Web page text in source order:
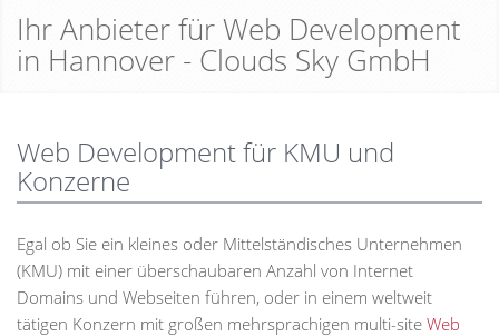
Ihr Anbieter für Web Development
in Hannover - Clouds Sky GmbH
Web Development für KMU und
Konzerne
Egal ob Sie ein kleines oder Mittelständisches Unternehmen
(KMU) mit einer überschaubaren Anzahl von Internet
Domains und Webseiten führen, oder in einem weltweit
tätigen Konzern mit großen mehrsprachigen multi-site Web